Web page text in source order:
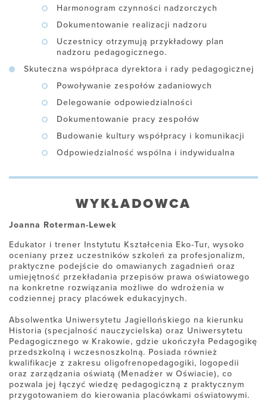
Harmonogram czynności nadzorczych
Dokumentowanie realizacji nadzoru
Uczestnicy otrzymują przykładowy plan
nadzoru pedagogicznego.
Skuteczna współpraca dyrektora i rady pedagogicznej
Powoływanie zespołów zadaniowych
Delegowanie odpowiedzialności
Dokumentowanie pracy zespołów
Budowanie kultury współpracy i komunikacji
Odpowiedzialność wspólna i indywidualna
WYKŁADOWCA
Joanna Roterman-Lewek
Edukator i trener Instytutu Kształcenia Eko-Tur, wysoko
oceniany przez uczestników szkoleń za profesjonalizm,
praktyczne podejście do omawianych zagadnień oraz
umiejętność przekładania przepisów prawa oświatowego
na konkretne rozwiązania możliwe do wdrożenia w
codziennej pracy placówek edukacyjnych.
Absolwentka Uniwersytetu Jagiellońskiego na kierunku
Historia (specjalność nauczycielska) oraz Uniwersytetu
Pedagogicznego w Krakowie, gdzie ukończyła Pedagogikę
przedszkolną i wczesnoszkolną. Posiada również
kwalifikacje z zakresu oligofrenopedagogiki, logopedii
oraz zarządzania oświatą (Menadżer w Oświacie), co
pozwala jej łączyć wiedzę pedagogiczną z praktycznym
przygotowaniem do kierowania placówkami oświatowymi.